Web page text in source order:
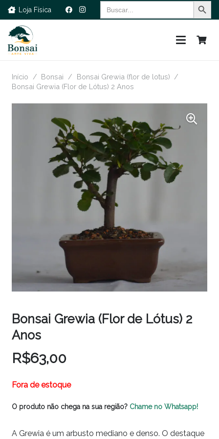
Loja Física
Search
for:
Início / Bonsai / Bonsai Grewia (flor de lotus) /
Bonsai Grewia (Flor de Lótus) 2 Anos
Bonsai Grewia (Flor de Lótus) 2
Anos
R$63,00
Fora de estoque
O produto não chega na sua região? Chame no Whatsapp!
A Grewia é um arbusto mediano e denso. O destaque